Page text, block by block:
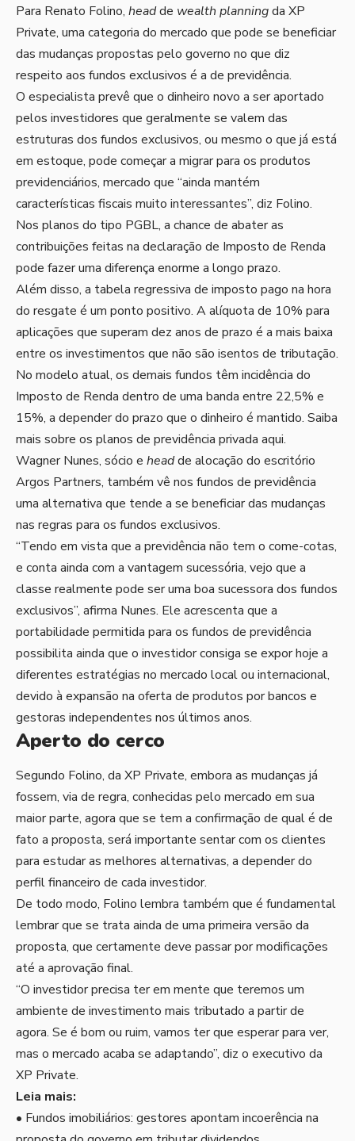
Para Renato Folino, headde wealth planningda XP
Private, uma categoria do mercado que pode se beneficiar
das mudanças propostas pelo governo no que diz
respeito aos fundos exclusivos é a de previdência.
O especialista prevê que o dinheiro novo a ser aportado
pelos investidores que geralmente se valem das
estruturas dos fundos exclusivos, ou mesmo o que já está
em estoque, pode começar a migrar para os produtos
previdenciários, mercado que “ainda mantém
características fiscais muito interessantes”, diz Folino.
Nos planos do tipo PGBL, a chance de abater as
contribuições feitas na declaração de Imposto de Renda
pode fazer uma diferença enorme a longo prazo.
Além disso, a tabela regressiva de imposto pago na hora
do resgate é um ponto positivo. A alíquota de 10% para
aplicações que superam dez anos de prazo é a mais baixa
entre os investimentos que não são isentos de tributação.
No modelo atual, os demais fundos têm incidência do
Imposto de Renda dentro de uma banda entre 22,5% e
15%, a depender do prazo que o dinheiro é mantido. Saiba
mais sobre os planos de previdência privada aqui.
Wagner Nunes, sócio e headde alocação do escritório
Argos Partners, também vê nos fundos de previdência
uma alternativa que tende a se beneficiar das mudanças
nas regras para os fundos exclusivos.
“Tendo em vista que a previdência não tem o come-cotas,
e conta ainda com a vantagem sucessória, vejo que a
classe realmente pode ser uma boa sucessora dos fundos
exclusivos”, afirma Nunes. Ele acrescenta que a
portabilidade permitida para os fundos de previdência
possibilita ainda que o investidor consiga se expor hoje a
diferentes estratégias no mercado local ou internacional,
devido à expansão na oferta de produtos por bancos e
gestoras independentes nos últimos anos.
Aperto do cerco
Segundo Folino, da XP Private, embora as mudanças já
fossem, via de regra, conhecidas pelo mercado em sua
maior parte, agora que se tem a confirmação de qual é de
fato a proposta, será importante sentar com os clientes
para estudar as melhores alternativas, a depender do
perfil financeiro de cada investidor.
De todo modo, Folino lembra também que é fundamental
lembrar que se trata ainda de uma primeira versão da
proposta, que certamente deve passar por modificações
até a aprovação final.
“O investidor precisa ter em mente que teremos um
ambiente de investimento mais tributado a partir de
agora. Se é bom ou ruim, vamos ter que esperar para ver,
mas o mercado acaba se adaptando”, diz o executivo da
XP Private.
Leia mais:
• Fundos imobiliários: gestores apontam incoerência na